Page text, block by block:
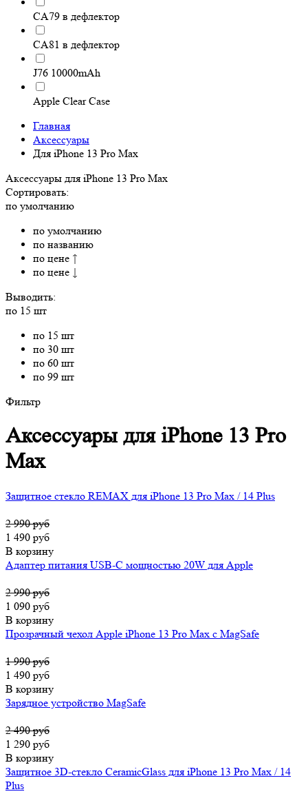
CA79 в дефлектор
CA81 в дефлектор
J76 10000mAh
Apple Clear Case
Главная
Аксессуары
Для iPhone 13 Pro Max
Аксессуары для iPhone 13 Pro Max
Сортировать:
по умолчанию
по умолчанию
по названию
по цене ↑
по цене ↓
Выводить:
по 15 шт
по 15 шт
по 30 шт
по 60 шт
по 99 шт
Фильтр
Аксессуары для iPhone 13 Pro
Max
Защитное стекло REMAX для iPhone 13 Pro Max / 14 Plus
2 990 руб
1 490 руб
В корзину
Адаптер питания USB-C мощностью 20W для Apple
2 990 руб
1 090 руб
В корзину
Прозрачный чехол Apple iPhone 13 Pro Max c MagSafe
1 990 руб
1 490 руб
В корзину
Зарядное устройство MagSafe
2 490 руб
1 290 руб
В корзину
Защитное 3D-стекло CeramicGlass для iPhone 13 Pro Max / 14
Plus